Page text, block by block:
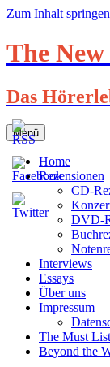
Zum Inhalt springen
The
Das
Menü
Home
Rezensionen
CD-
DVD-
Interviews
Essays
Über uns
Impressum
The Must
Beyond the